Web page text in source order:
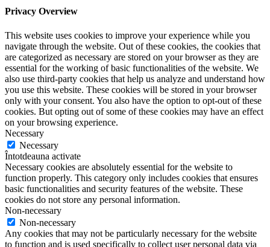
Privacy Overview
This website uses cookies to improve your experience while you
navigate through the website. Out of these cookies, the cookies that
are categorized as necessary are stored on your browser as they are
essential for the working of basic functionalities of the website. We
also use third-party cookies that help us analyze and understand how
you use this website. These cookies will be stored in your browser
only with your consent. You also have the option to opt-out of these
cookies. But opting out of some of these cookies may have an effect
on your browsing experience.
Necessary
Necessary
Întotdeauna activate
Necessary cookies are absolutely essential for the website to
function properly. This category only includes cookies that ensures
basic functionalities and security features of the website. These
cookies do not store any personal information.
Non-necessary
Non-necessary
Any cookies that may not be particularly necessary for the website
to function and is used specifically to collect user personal data via